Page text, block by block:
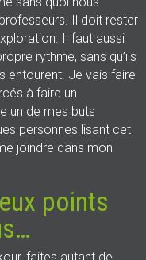
Il doit rester
Il faut aussi
rythme, sans qu’ils
entourent. Je vais faire
à faire un
un de mes buts
personnes lisant cet
joindre dans mon
points